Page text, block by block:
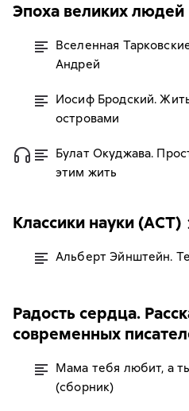
Эпоха великих людей
Вселенная
Андрей
Иосиф Бродский.
островами
Булат Окуджава.
этим жить
Классики науки (АСТ)
Альберт Эйнштейн.
Радость сердца.
современных
Мама тебя любит, а
(сборник)